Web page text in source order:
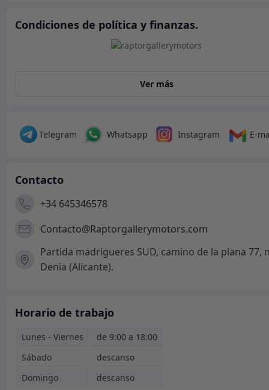
Condiciones de política y finanzas.
Ver más
Telegram Whatsapp Instagram E-
Contacto
+34 645346578
Contacto@Raptorgallerymotors.com
Partida madrigueres SUD, camino de la plana 77,
Denia (Alicante).
Horario de trabajo
Lunes - Viernes
de 9:00 a 18:00
Sábado
descanso
Domingo
descanso